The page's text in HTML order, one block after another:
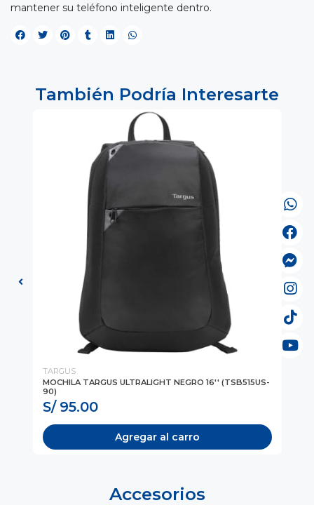
mantener su teléfono inteligente dentro.
También Podría Interesarte
TARGUS
MOCHILA TARGUS ULTRALIGHT NEGRO 16'' (TSB515US-
90)
S/ 95.00
Agregar al carro
Accesorios